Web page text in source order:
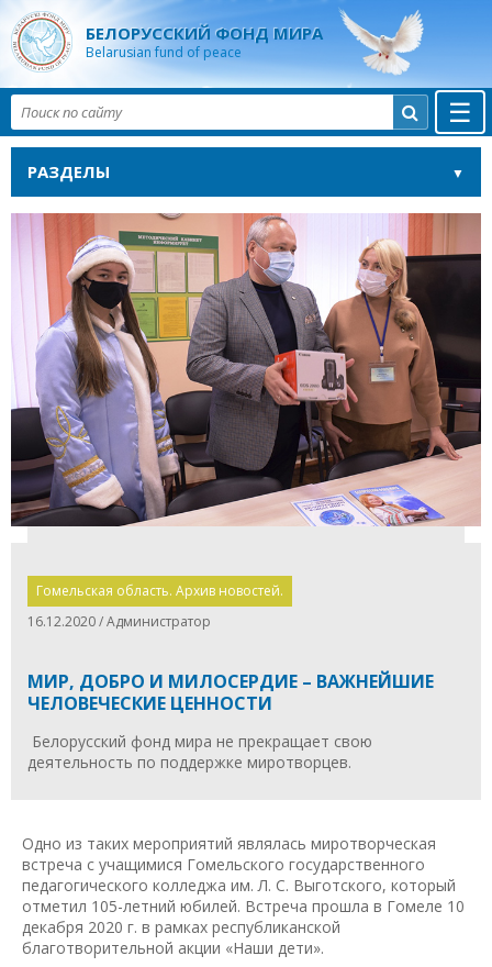
БЕЛОРУССКИЙ ФОНД МИРА
Belarusian fund of peace
☰

РАЗДЕЛЫ
Гомельская область. Архив новостей.
16.12.2020 / Администратор
МИР, ДОБРО И МИЛОСЕРДИЕ – ВАЖНЕЙШИЕ
ЧЕЛОВЕЧЕСКИЕ ЦЕННОСТИ
Белорусский фонд мира не прекращает свою
деятельность по поддержке миротворцев.
Одно из таких мероприятий являлась миротворческая
встреча с учащимися Гомельского государственного
педагогического колледжа им. Л. С. Выготского, который
отметил 105-летний юбилей. Встреча прошла в Гомеле 10
декабря 2020 г. в рамках республиканской
благотворительной акции «Наши дети».